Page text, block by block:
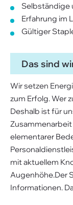
Selbständige
Erfahrung im
Gültiger
Das sind
Wir setzen
zum Erfolg. Wer
Deshalb ist für
elementarer
mit aktuellem
Augenhöhe.Der
Informationen.